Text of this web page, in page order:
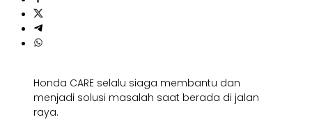
Honda CARE selalu siaga membantu dan
menjadi solusi masalah saat berada di jalan
raya.